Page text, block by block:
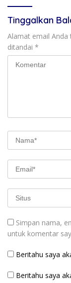
Tinggalkan
Alamat email Anda
ditandai *
Simpan nama,
untuk komentar
Beritahu saya
Beritahu saya